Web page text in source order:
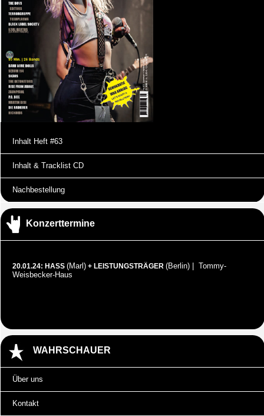
Inhalt Heft #63
Inhalt & Tracklist CD
Nachbestellung
Konzerttermine
20.01.24: HASS (Marl) + LEISTUNGSTRÄGER (Berlin) | Tommy-
Weisbecker-Haus
WAHRSCHAUER
Über uns
Kontakt